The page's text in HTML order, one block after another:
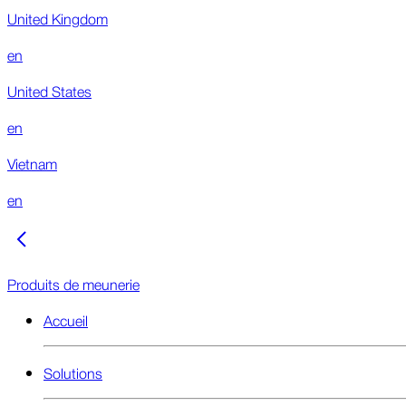
United Kingdom
en
United States
en
Vietnam
en
Produits de meunerie
Accueil
Solutions